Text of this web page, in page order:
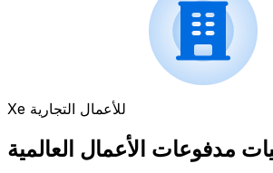
Xe للأعمال التجارية
مدفوعات الأعمال العالمية